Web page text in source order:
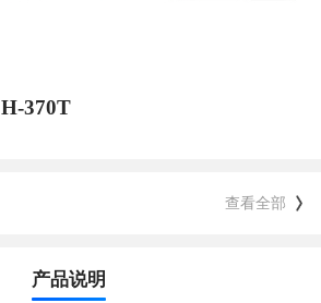
370T
查看全部
产品说明